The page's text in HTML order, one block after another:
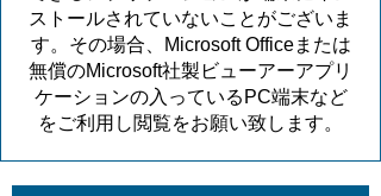
ストールされていないことがございま
す。その場合、Microsoft Officeまたは
無償のMicrosoft社製ビューアーアプリ
ケーションの入っているPC端末など
をご利用し閲覧をお願い致します。